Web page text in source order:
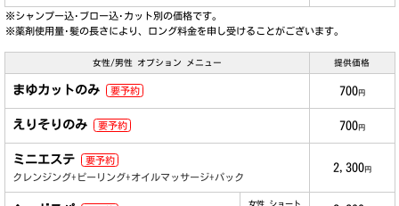
※シャンプー込･ブロー込･カット別の価格です。
※薬剤使用量･髪の長さにより、ロング料金を申し受けることがございます。
女性/男性 オプション メニュー 提供価格
まゆカットのみ 要予約 700円
えりそりのみ 要予約 700円
ミニエステ 要予約
クレンジング+ピーリング+オイルマッサージ+パック
2,300円
女性 ショート